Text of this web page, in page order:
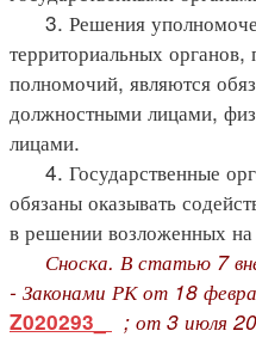
3. Решения
территориальных
полномочий, являются
должностными лицами,
лицами.
4. Государственные
обязаны оказывать
в решении возложенных на
Сноска. В статью 7
- Законами РК от 18
Z020293_ ; от 3 июля